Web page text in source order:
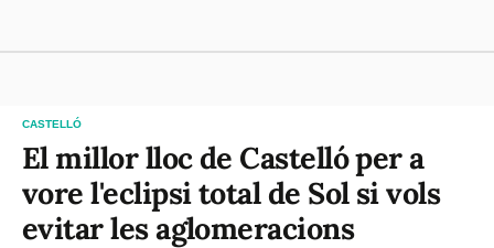
CASTELLÓ
El millor lloc de Castelló per a
vore l'eclipsi total de Sol si vols
evitar les aglomeracions